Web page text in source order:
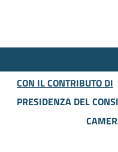
CON IL CONTRIBUTO DI
PRESIDENZA DEL